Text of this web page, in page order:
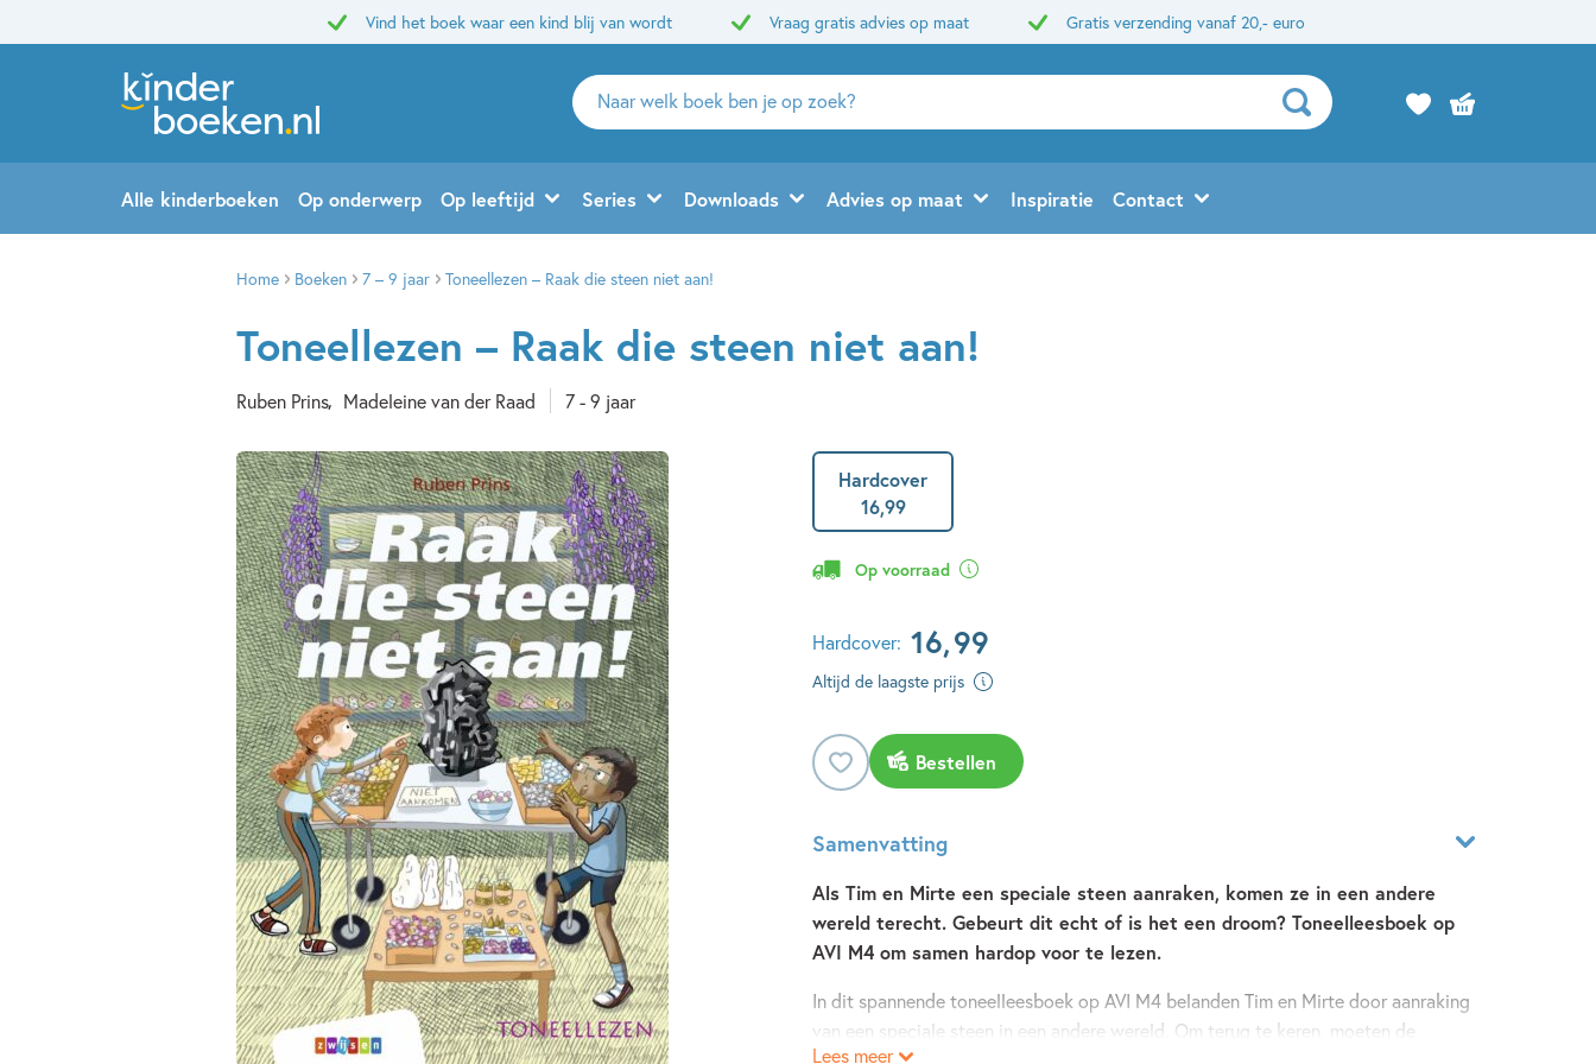
Vind het boek waar een kind blij van wordt Vraag gratis advies op maat Gratis verzending vanaf 20,- euro
Zoeken
naar
en
uitgevers
Alle kinderboeken Op onderwerp Op leeftijd Series Downloads Advies op maat Inspiratie Contact
Home Boeken 7 – 9 jaar Toneellezen – Raak die steen niet aan!
Toneellezen – Raak die steen niet aan!
Ruben Prins Madeleine van der Raad 7 - 9 jaar
Hardcover
16,99
Op voorraad
Hardcover: 16,99
Altijd de laagste prijs
Bestellen
Samenvatting
Als Tim en Mirte een speciale steen aanraken, komen ze in een andere
wereld terecht. Gebeurt dit echt of is het een droom? Toneelleesboek op
AVI M4 om samen hardop voor te lezen.
In dit spannende toneelleesboek op AVI M4 belanden Tim en Mirte door aanraking
van een speciale steen in een andere wereld. Om terug te keren, moeten de
Lees meer